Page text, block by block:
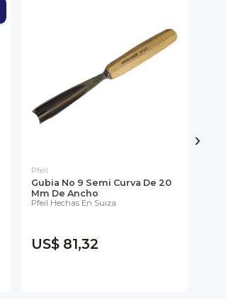
Pfeil
Gubia No 9 Semi Curva De 20
Mm De Ancho
Pfeil Hechas En Suiza
US$ 81,32